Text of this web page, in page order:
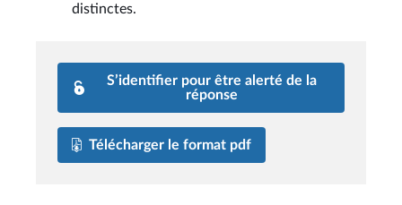
distinctes.
S’identifier pour être alerté de la
réponse
Télécharger le format pdf